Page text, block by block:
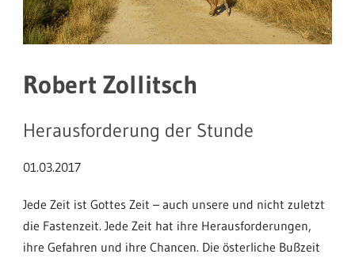
Robert Zollitsch
Herausforderung der Stunde
01.03.2017
Jede Zeit ist Gottes Zeit – auch unsere und nicht zuletzt
die Fastenzeit. Jede Zeit hat ihre Herausforderungen,
ihre Gefahren und ihre Chancen. Die österliche Bußzeit